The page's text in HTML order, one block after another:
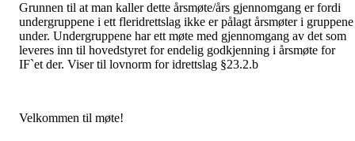
Grunnen til at man kaller dette årsmøte/års gjennomgang er fordi
undergruppene i ett fleridrettslag ikke er pålagt årsmøter i gruppene
under. Undergruppene har ett møte med gjennomgang av det som
leveres inn til hovedstyret for endelig godkjenning i årsmøte for
IF`et der. Viser til lovnorm for idrettslag §23.2.b
Velkommen til møte!